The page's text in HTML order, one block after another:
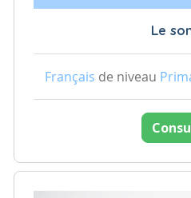
Le
Français de niveau